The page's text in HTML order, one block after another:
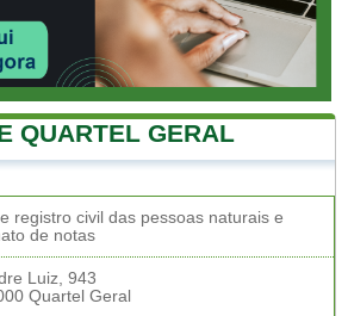
QUARTEL GERAL
registro civil das pessoas naturais e
de notas
Luiz, 943
Quartel Geral